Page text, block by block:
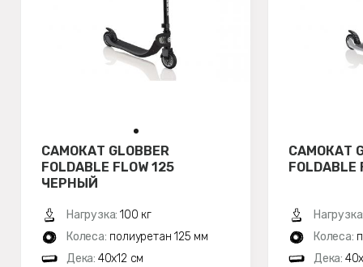
САМОКАТ GLOBBER
FOLDABLE FLOW 125
ЧЕРНЫЙ
Нагрузка: 100 кг
Колеса: полиуретан 125 мм
Дека: 40x12 см
САМОКАТ
Колеса:
Дека: